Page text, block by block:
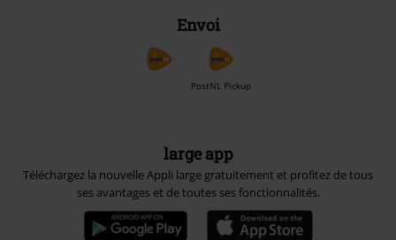
Envoi
PostNL Pickup
large app
Téléchargez la nouvelle Appli large gratuitement et profitez de tous
ses avantages et de toutes ses fonctionnalités.